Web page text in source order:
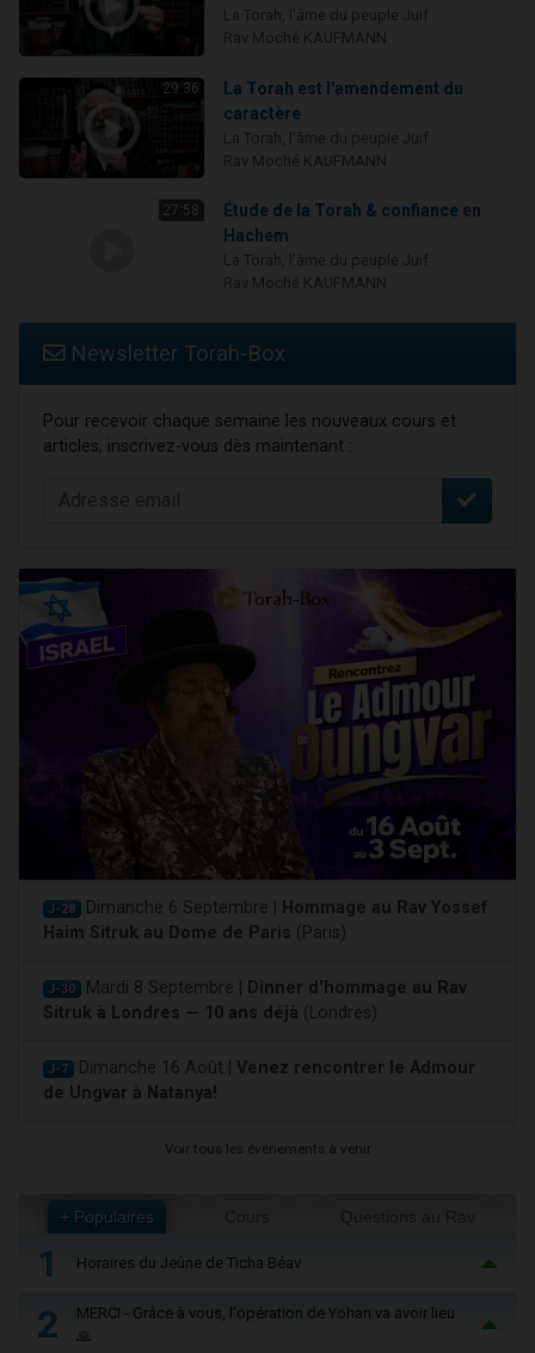
29:36
La Torah est l'amendement du
caractère
27:58
Étude de la Torah & confiance en
Hachem
Newsletter Torah-Box
Pour recevoir chaque semaine les nouveaux cours et
articles, inscrivez-vous dès maintenant :
J-28 Dimanche 6 Septembre |
Hommage au Rav Yossef
Haim Sitruk au Dome de Paris (Paris)
J-30 Mardi 8 Septembre |
Dinner d'hommage au Rav
Sitruk à Londres — 10 ans déjà (Londres)
J-7 Dimanche 16 Août | Venez rencontrer le Admour
de Ungvar à Natanya!
Voir tous les événements à venir
+ Populaires
1 Horaires du Jeûne de Ticha Béav
2
MERCI - Grâce à vous, l'opération de Yohan va avoir lieu
🙏